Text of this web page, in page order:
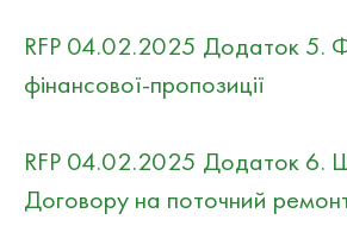
RFP 04.02.2025 Додаток 5.
фінансової-пропозиції
RFP 04.02.2025 Додаток 6.
Договору на поточний